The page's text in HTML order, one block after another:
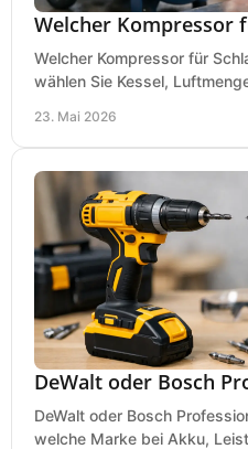
Welcher Kompressor
Welcher Kompressor für
wählen Sie Kessel,
23. Mai 2026
DeWalt oder Bosch
DeWalt oder Bosch
welche Marke bei Akku,